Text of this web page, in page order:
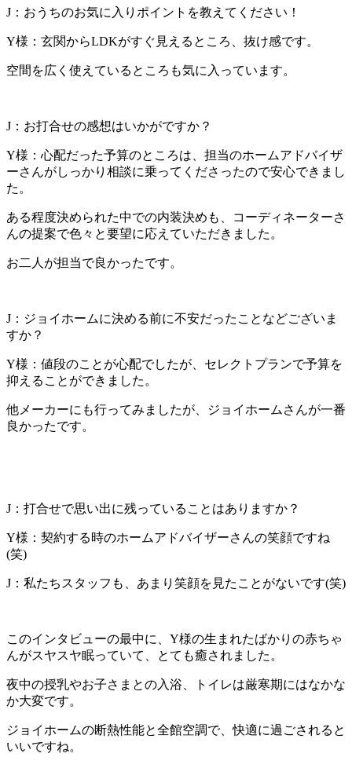
J：おうちのお気に入りポイントを教えてください！
Y様：玄関からLDKがすぐ見えるところ、抜け感です。
空間を広く使えているところも気に入っています。
J：お打合せの感想はいかがですか？
Y様：心配だった予算のところは、担当のホームアドバイザ
ーさんがしっかり相談に乗ってくださったので安心できまし
た。
ある程度決められた中での内装決めも、コーディネーターさ
んの提案で色々と要望に応えていただきました。
お二人が担当で良かったです。
J：ジョイホームに決める前に不安だったことなどございま
すか？
Y様：値段のことが心配でしたが、セレクトプランで予算を
抑えることができました。
他メーカーにも行ってみましたが、ジョイホームさんが一番
良かったです。
J：打合せで思い出に残っていることはありますか？
Y様：契約する時のホームアドバイザーさんの笑顔ですね
(笑)
J：私たちスタッフも、あまり笑顔を見たことがないです(笑)
このインタビューの最中に、Y様の生まれたばかりの赤ちゃ
んがスヤスヤ眠っていて、とても癒されました。
夜中の授乳やお子さまとの入浴、トイレは厳寒期にはなかな
か大変です。
ジョイホームの断熱性能と全館空調で、快適に過ごされると
いいですね。